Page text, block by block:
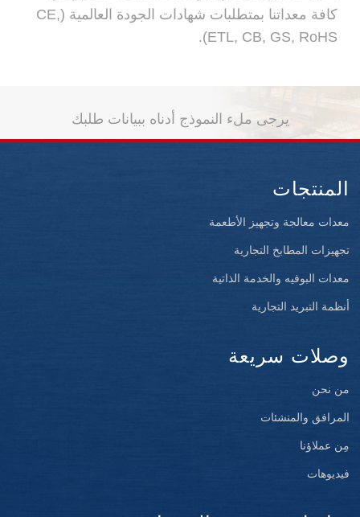
كافة معداتنا بمتطلبات شهادات الجودة العالمية (CE,
ETL, CB, GS, RoHS).
يرجى ملء النموذج أدناه ببيانات طلبك
المنتجات
معدات معالجة وتجهيز الأطعمة
تجهيزات المطابخ التجارية
معدات البوفيه والخدمة الذاتية
أنظمة التبريد التجارية
وصلات سريعة
من نحن
المرافق والمنشئات
مِن عملاؤنا
فيديوهات